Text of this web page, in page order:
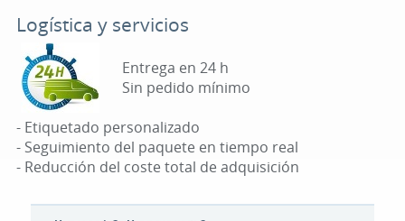
Logística y servicios
Entrega en 24 h
Sin pedido mínimo
- Etiquetado personalizado
- Seguimiento del paquete en tiempo real
- Reducción del coste total de adquisición